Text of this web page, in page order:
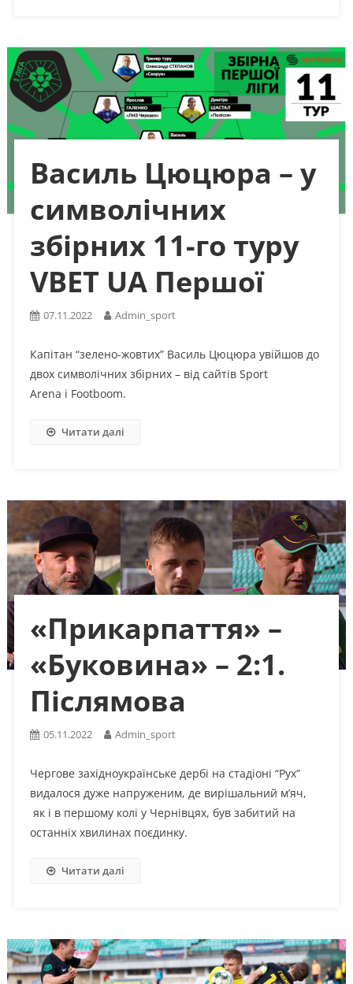
Василь Цюцюра – у
символічних
збірних 11-го туру
VBET UA Першої
07.11.2022 Admin_sport
Капітан “зелено-жовтих” Василь Цюцюра увійшов до
двох символічних збірних – від сайтів Sport
Arena і Footboom.
Читати далі
«Прикарпаття» –
«Буковина» – 2:1.
Післямова
05.11.2022 Admin_sport
Чергове західноукраїнське дербі на стадіоні “Рух”
видалося дуже напруженим, де вирішальний м’яч,
як і в першому колі у Чернівцях, був забитий на
останніх хвилинах поєдинку.
Читати далі